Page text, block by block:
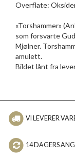
Overflate:
«Torshammer»
som forsvarte
Mjølner.
amulett.
Bildet lånt fra
VI LEVERER
14 DAGERS